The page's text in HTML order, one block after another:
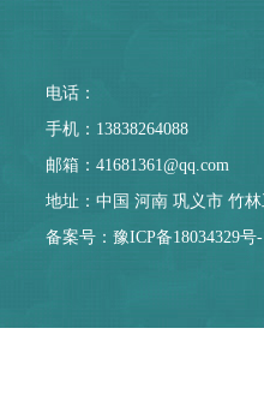
电话：
手机：13838264088
邮箱：41681361@qq.com
地址：中国 河南 巩义市 竹
备案号： 豫ICP备18034329号